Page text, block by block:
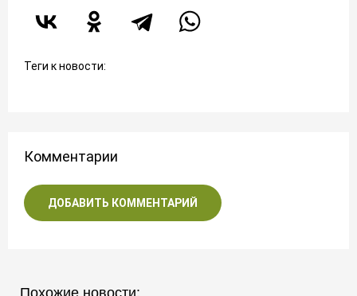
Теги к новости:
Комментарии
ДОБАВИТЬ КОММЕНТАРИЙ
Похожие новости: